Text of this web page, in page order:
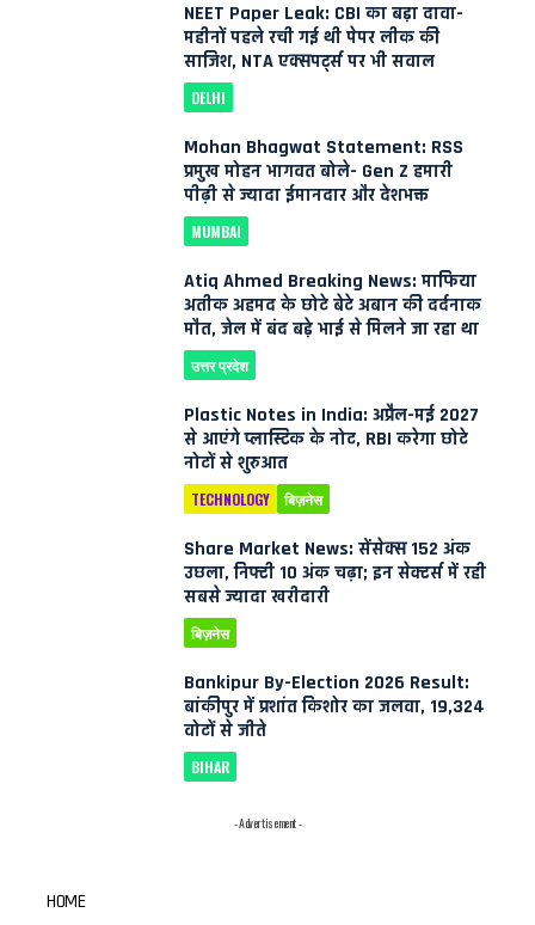
NEET Paper Leak: CBI का बड़ा दावा-
महीनों पहले रची गई थी पेपर लीक की
साजिश, NTA एक्सपर्ट्स पर भी सवाल
DELHI
Mohan Bhagwat Statement: RSS
प्रमुख मोहन भागवत बोले- Gen Z हमारी
पीढ़ी से ज्यादा ईमानदार और देशभक्त
MUMBAI
Atiq Ahmed Breaking News: माफिया
अतीक अहमद के छोटे बेटे अबान की दर्दनाक
मौत, जेल में बंद बड़े भाई से मिलने जा रहा था
उत्तर प्रदेश
Plastic Notes in India: अप्रैल-मई 2027
से आएंगे प्लास्टिक के नोट, RBI करेगा छोटे
नोटों से शुरुआत
TECHNOLOGY बिज़नेस
Share Market News: सेंसेक्स 152 अंक
उछला, निफ्टी 10 अंक चढ़ा; इन सेक्टर्स में रही
सबसे ज्यादा खरीदारी
बिज़नेस
Bankipur By-Election 2026 Result:
बांकीपुर में प्रशांत किशोर का जलवा, 19,324
वोटों से जीते
BIHAR
- Advertisement -
HOME